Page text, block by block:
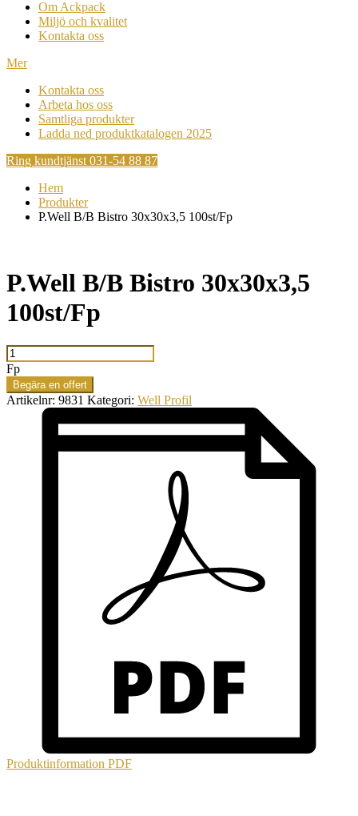
Om Ackpack
Miljö och kvalitet
Kontakta oss
Mer
Kontakta oss
Arbeta hos oss
Samtliga produkter
Ladda ned produktkatalogen 2025
Ring kundtjänst 031-54 88 87
Hem
Produkter
P.Well B/B Bistro 30x30x3,5 100st/Fp
P.Well B/B Bistro 30x30x3,5
100st/Fp
P.Well
B/B
Bistro
30x30x3,5
100st/Fp
Fp
Begära en offert
Artikelnr: 9831 Kategori: Well Profil
Produktinformation PDF